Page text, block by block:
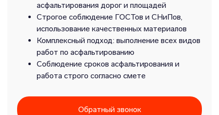
асфальтирования дорог и площадей
Строгое соблюдение ГОСТов и СНиПов,
использование качественных материалов
Комплексный подход: выполнение всех видов
работ по асфальтированию
Соблюдение сроков асфальтирования и
работа строго согласно смете
Обратный звонок